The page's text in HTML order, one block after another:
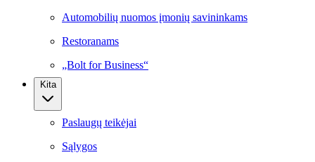
Automobilių nuomos įmonių savininkams
Restoranams
„Bolt for Business“
Kita
Paslaugų teikėjai
Sąlygos